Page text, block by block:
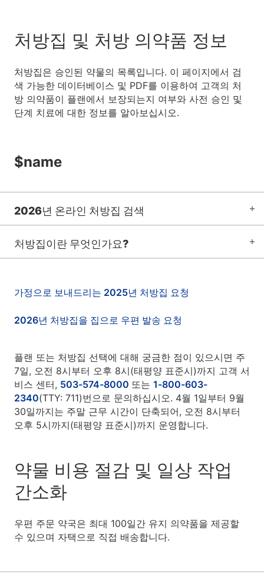
처방집 및 처방 의약품 정보
처방집은 승인된 약물의 목록입니다. 이 페이지에서 검
색 가능한 데이터베이스 및 PDF를 이용하여 고객의 처
방 의약품이 플랜에서 보장되는지 여부와 사전 승인 및
단계 치료에 대한 정보를 알아보십시오.
$name
2026년 온라인 처방집 검색
처방집이란 무엇인가요?
가정으로 보내드리는 2025년 처방집 요청
2026년 처방집을 집으로 우편 발송 요청
플랜 또는 처방집 선택에 대해 궁금한 점이 있으시면 주
7일, 오전 8시부터 오후 8시(태평양 표준시)까지 고객 서
비스 센터, 503-574-8000 또는 1-800-603-
2340(TTY: 711)번으로 문의하십시오. 4월 1일부터 9월
30일까지는 주말 근무 시간이 단축되어, 오전 8시부터
오후 5시까지(태평양 표준시)까지 운영합니다.
약물 비용 절감 및 일상 작업
간소화
우편 주문 약국은 최대 100일간 유지 의약품을 제공할
수 있으며 자택으로 직접 배송합니다.